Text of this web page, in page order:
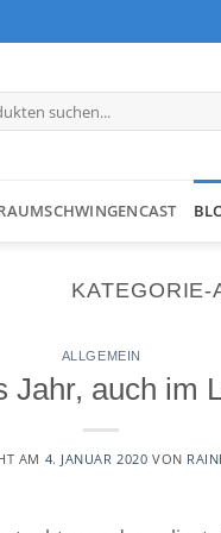
KATEGORIE-
ALLGEMEIN
Jahr, auch im
AM 4. JANUAR 2020 VON